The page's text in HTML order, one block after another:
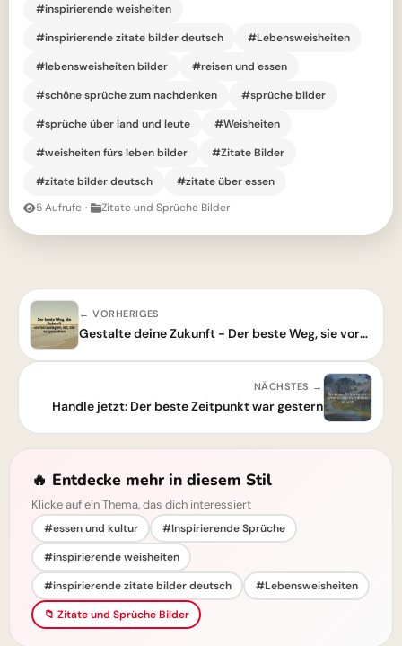
#inspirierende weisheiten
#inspirierende zitate bilder deutsch
#Lebensweisheiten
#lebensweisheiten bilder
#reisen und essen
#schöne sprüche zum nachdenken
#sprüche bilder
#sprüche über land und leute
#Weisheiten
#weisheiten fürs leben bilder
#Zitate Bilder
#zitate bilder deutsch
#zitate über essen
5 Aufrufe · Zitate und Sprüche Bilder
← VORHERIGES
Gestalte deine Zukunft - Der beste Weg, sie vorherzusagen
NÄCHSTES →
Handle jetzt: Der beste Zeitpunkt war gestern
🔥 Entdecke mehr in diesem Stil
Klicke auf ein Thema, das dich interessiert
#essen und kultur
#Inspirierende Sprüche
#inspirierende weisheiten
#inspirierende zitate bilder deutsch
#Lebensweisheiten
📁 Zitate und Sprüche Bilder